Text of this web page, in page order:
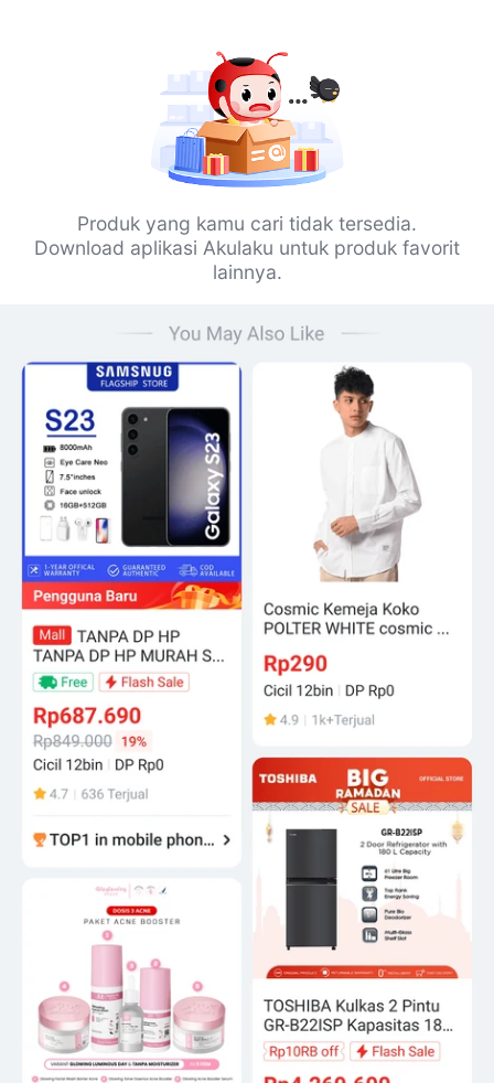
Produk yang kamu cari tidak tersedia.
Download aplikasi Akulaku untuk produk favorit
lainnya.